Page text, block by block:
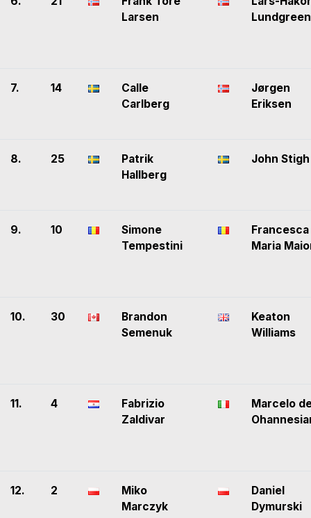
Larsen
Lundgreen
7. 14
Calle
Carlberg
Jørgen
Eriksen
8. 25
Patrik
Hallberg
John Stigh
9. 10
Simone
Tempestini
Francesca
Maria
10. 30
Brandon
Semenuk
Keaton
Williams
11. 4
Fabrizio
Zaldivar
Marcelo
12. 2
Miko
Marczyk
Daniel
Dymurski